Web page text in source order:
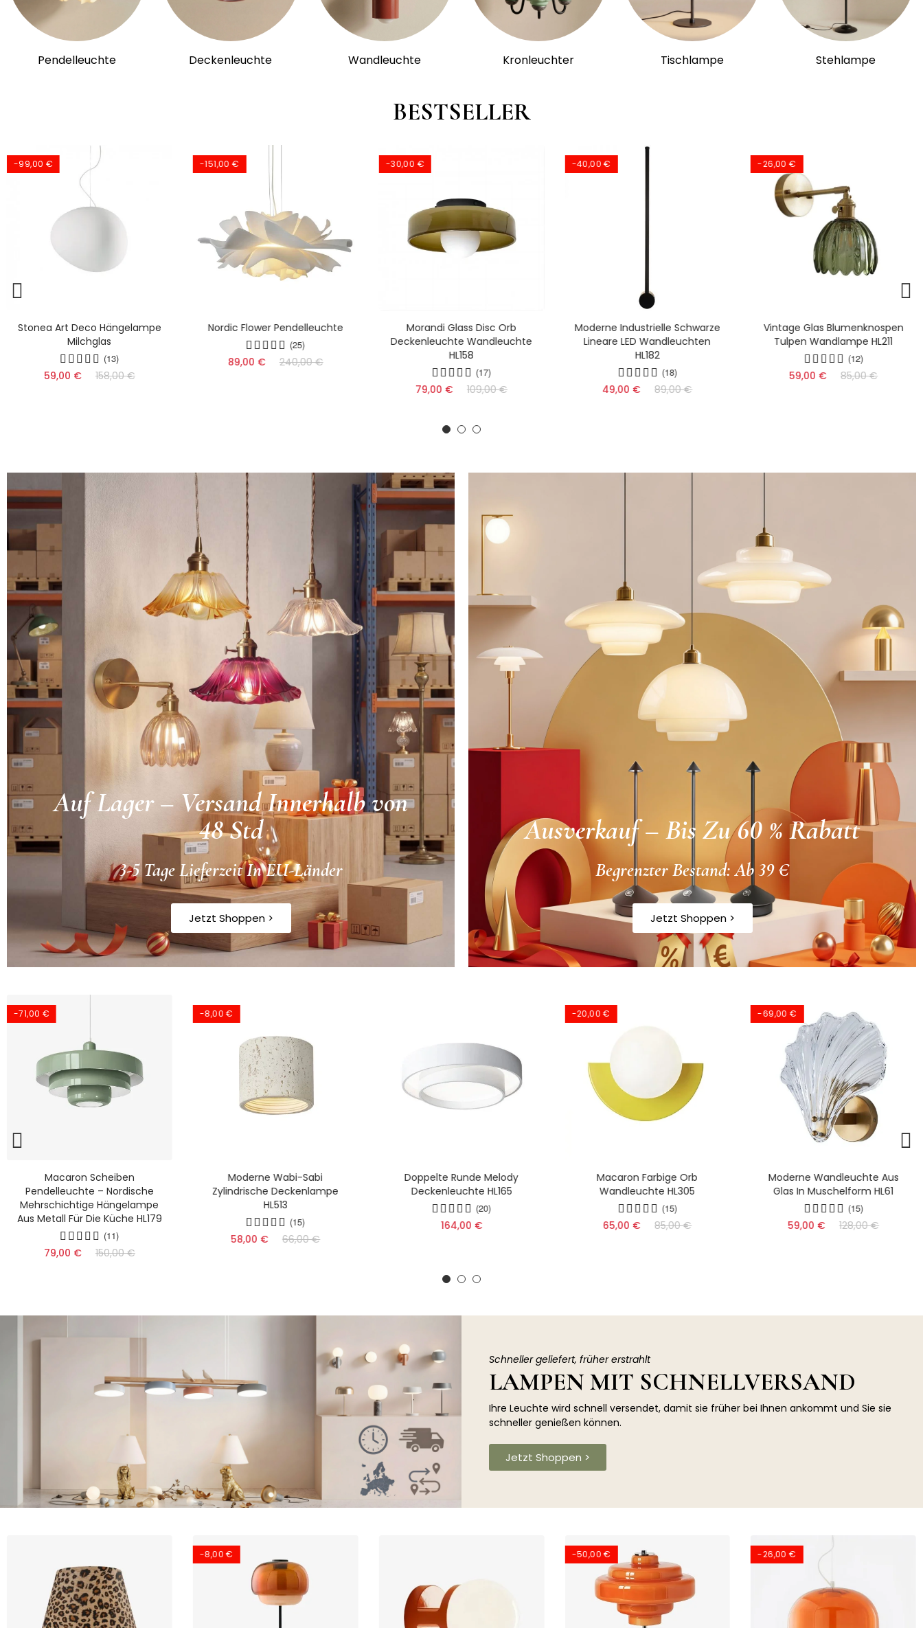
Pendelleuchte Deckenleuchte Wandleuchte Kronleuchter Tischlampe Stehlampe
BESTSELLER
-99,00 €
Stonea Art Deco Hängelampe
Milchglas
(13)
59,00 € 158,00 €
-151,00 €
Nordic Flower Pendelleuchte
(25)
89,00 € 240,00 €
-30,00 €
Morandi Glass Disc Orb
Deckenleuchte Wandleuchte
HL158
(17)
79,00 € 109,00 €
-40,00 €
Moderne Industrielle Schwarze
Lineare LED Wandleuchten
HL182
(18)
49,00 € 89,00 €
-26,00 €
Vintage Glas Blumenknospen
Tulpen Wandlampe HL211
(12)
59,00 € 85,00 €
Auf Lager – Versand Innerhalb von
48 Std
3-5 Tage Lieferzeit In EU-Länder
Jetzt Shoppen >
Ausverkauf – Bis Zu 60 % Rabatt
Begrenzter Bestand: Ab 39 €
Jetzt Shoppen >
-71,00 €
Macaron Scheiben
Pendelleuchte – Nordische
Mehrschichtige Hängelampe
Aus Metall Für Die Küche HL179
(11)
79,00 € 150,00 €
-8,00 €
Moderne Wabi-Sabi
Zylindrische Deckenlampe
HL513
(15)
58,00 € 66,00 €
Doppelte Runde Melody
Deckenleuchte HL165
(20)
164,00 €
-20,00 €
Macaron Farbige Orb
Wandleuchte HL305
(15)
65,00 € 85,00 €
-69,00 €
Moderne Wandleuchte Aus
Glas In Muschelform HL61
(15)
59,00 € 128,00 €
Schneller geliefert, früher erstrahlt
LAMPEN MIT SCHNELLVERSAND
Ihre Leuchte wird schnell versendet, damit sie früher bei Ihnen ankommt und Sie sie
schneller genießen können.
Jetzt Shoppen >
-8,00 € -50,00 € -26,00 €